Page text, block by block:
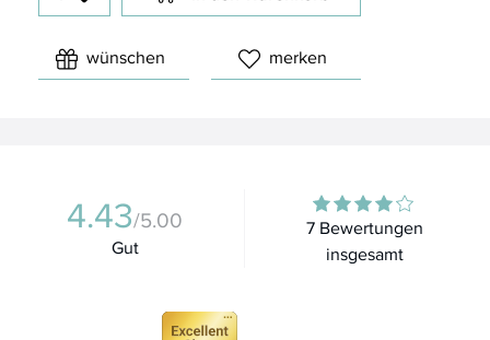
wünschen merken
4.43/5.00
Gut
7 Bewertungen
insgesamt